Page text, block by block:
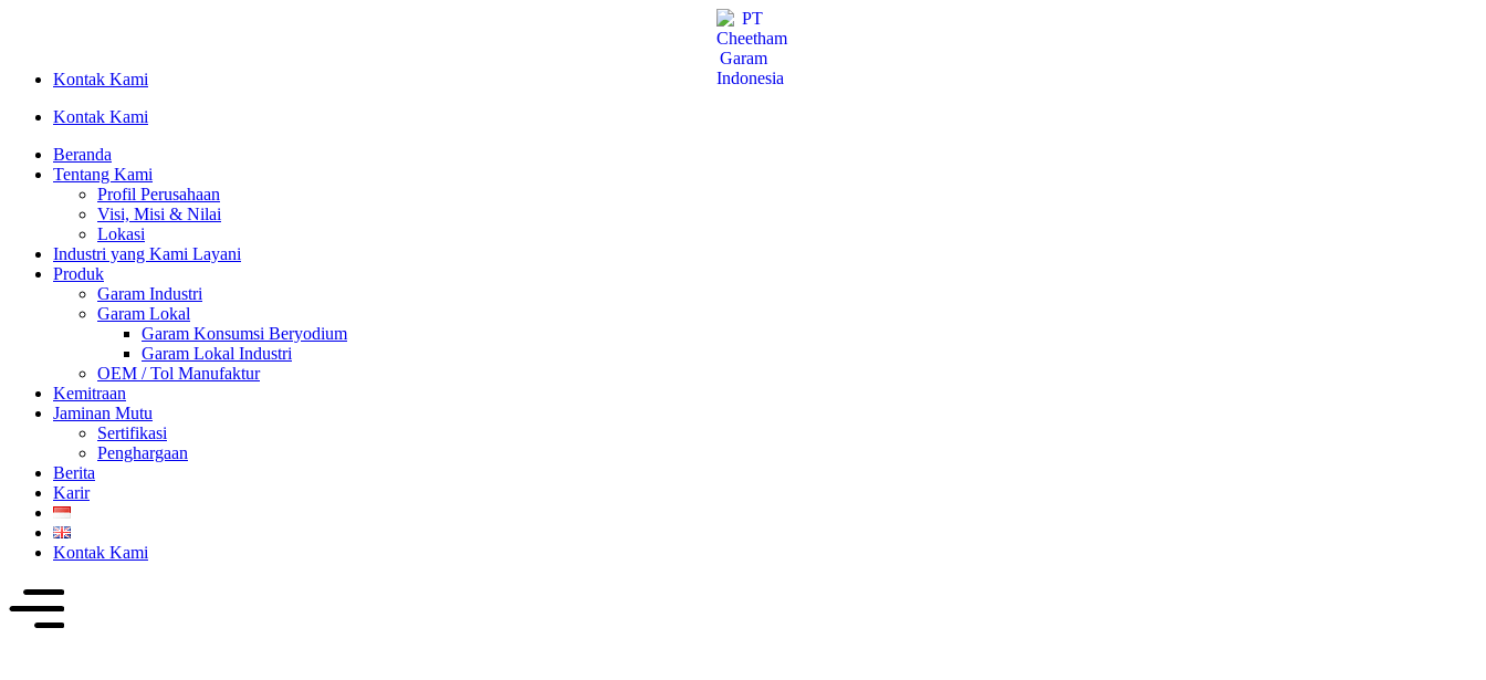
Kontak Kami
Kontak Kami
Beranda
Tentang Kami
Profil Perusahaan
Visi, Misi & Nilai
Lokasi
Industri yang Kami Layani
Produk
Garam Industri
Garam Lokal
Garam Konsumsi Beryodium
Garam Lokal Industri
OEM / Tol Manufaktur
Kemitraan
Jaminan Mutu
Sertifikasi
Penghargaan
Berita
Karir
Kontak Kami